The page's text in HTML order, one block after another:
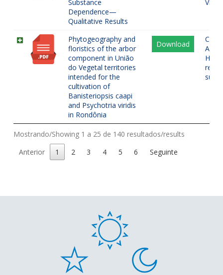
Substance
Dependence—
Qualitative Results
Phytogeography and
floristics of the arbor
component in União
do Vegetal territories
intended for the
cultivation of
Banisteriopsis caapi
and Psychotria viridis
in Rondônia
Download
Mostrando/Showing 1 a 25 de 140 resultados/results
Anterior
1 2 3 4 5 6 Seguinte